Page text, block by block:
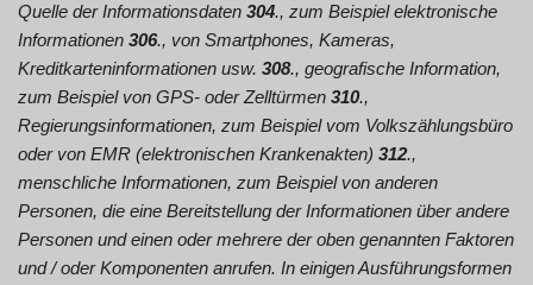
Quelle der Informationsdaten 304., zum Beispiel elektronische
Informationen 306., von Smartphones, Kameras,
Kreditkarteninformationen usw. 308., geografische Information,
zum Beispiel von GPS- oder Zelltürmen 310.,
Regierungsinformationen, zum Beispiel vom Volkszählungsbüro
oder von EMR (elektronischen Krankenakten) 312.,
menschliche Informationen, zum Beispiel von anderen
Personen, die eine Bereitstellung der Informationen über andere
Personen und einen oder mehrere der oben genannten Faktoren
und / oder Komponenten anrufen. In einigen Ausführungsformen